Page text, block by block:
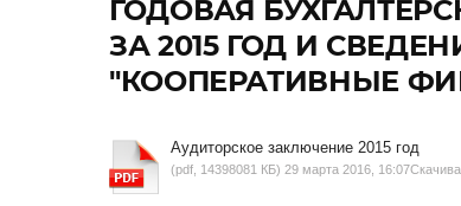
ГОДОВАЯ
ЗА 2015 ГОД И
"КООПЕРАТИВНЫЕ
Аудиторское заключение 2015 год
(pdf, 14398081 КБ) 29 марта 2016, 16:07